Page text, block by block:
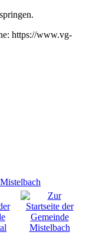
springen.
https://www.vg-